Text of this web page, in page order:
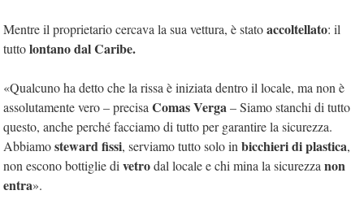
Mentre il proprietario cercava la sua vettura, è statoaccoltellato: il
tuttolontano dal Caribe.
«Qualcuno ha detto che la rissa è iniziata dentro il locale, ma non è
assolutamente vero – precisa Comas Verga– Siamo stanchi di tutto
questo, anche perché facciamo di tutto per garantire la sicurezza.
Abbiamosteward fissi, serviamo tutto solo in bicchieri di plastica,
non escono bottiglie di vetrodal locale e chi mina la sicurezza non
entra».